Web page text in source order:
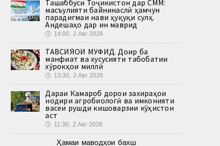
Ташаббуси Тоҷикистон дар СММ:
масъулияти байнинаслӣ ҳамчун
парадигмаи нави ҳуқуқи сулҳ.
Андешаҳо дар ин маврид
🕔 14:00, 2.Авг 2026
ТАВСИЯҲОИ МУФИД. Доир ба
манфиат ва хусусияти табобатии
хӯрокҳои миллӣ
🕔 13:30, 2.Авг 2026
Дараи Камароб дорои захираҳои
нодири агробиологӣ ва имконияти
васеи рушди кишоварзии кӯҳистон
аст
🕔 11:30, 2.Авг 2026
Ҳамаи маводҳои бахш